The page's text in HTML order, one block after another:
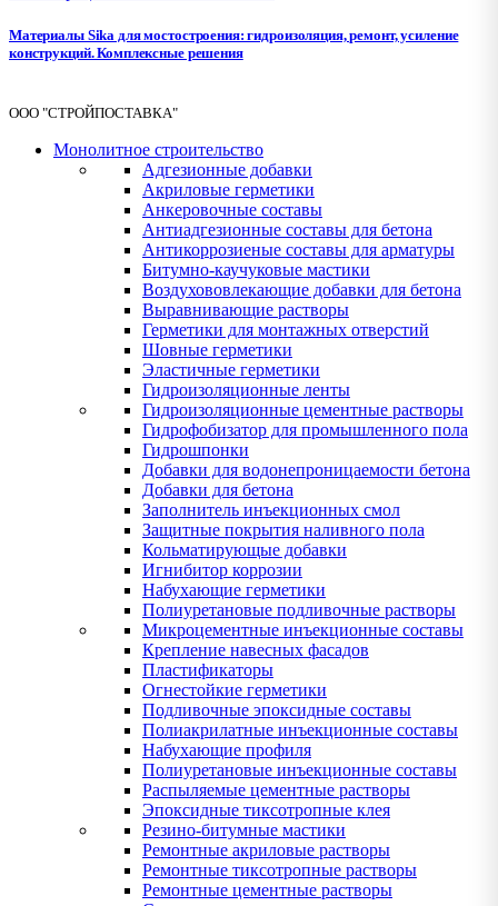
Материалы Sika для мостостроения: гидроизоляция, ремонт, усиление
конструкций. Комплексные решения
ООО "СТРОЙПОСТАВКА"
Монолитное строительство
Адгезионные добавки
Акриловые герметики
Анкеровочные составы
Антиадгезионные составы для бетона
Антикоррозиеные составы для арматуры
Битумно-каучуковые мастики
Воздухововлекающие добавки для бетона
Выравнивающие растворы
Герметики для монтажных отверстий
Шовные герметики
Эластичные герметики
Гидроизоляционные ленты
Гидроизоляционные цементные растворы
Гидрофобизатор для промышленного пола
Гидрошпонки
Добавки для водонепроницаемости бетона
Добавки для бетона
Заполнитель инъекционных смол
Защитные покрытия наливного пола
Кольматирующые добавки
Игнибитор коррозии
Набухающие герметики
Полиуретановые подливочные растворы
Микроцементные инъекционные составы
Крепление навесных фасадов
Пластификаторы
Огнестойкие герметики
Подливочные эпоксидные составы
Полиакрилатные инъекционные составы
Набухающие профиля
Полиуретановые инъекционные составы
Распыляемые цементные растворы
Эпоксидные тиксотропные клея
Резино-битумные мастики
Ремонтные акриловые растворы
Ремонтные тиксотропные растворы
Ремонтные цементные растворы